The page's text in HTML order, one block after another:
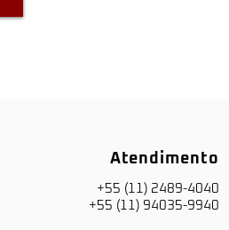
Atendimento
+55 (11) 2489-4040
+55 (11) 94035-9940